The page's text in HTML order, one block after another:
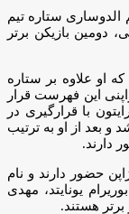
ستاره تیم
دومین بازیکن برتر
او علاوه بر ستاره
این فهرست قرار
وینگر ۲۵ ساله تیم برایتون با قرارگیری در
بعد از او به ترتیب
دارند.
حضور دارند و نام
یونایتد، مهدی
هستند.